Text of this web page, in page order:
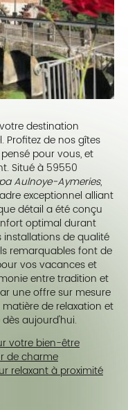
destination
Profitez de nos gîtes
pour vous, et
Situé à 59550
Aulnoye-Aymeries,
exceptionnel alliant
détail a été conçu
optimal durant
installations de qualité
remarquables font de
vos vacances et
entre tradition et
une offre sur mesure
de relaxation et
aujourd'hui.
votre bien-être
de charme
relaxant à proximité